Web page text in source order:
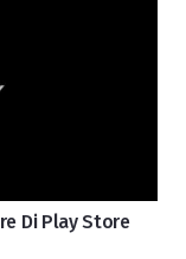
Di Play Store